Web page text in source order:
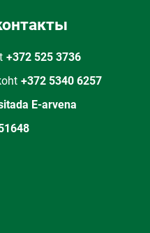
+372 525 3736
+372 5340 6257
E-arvena